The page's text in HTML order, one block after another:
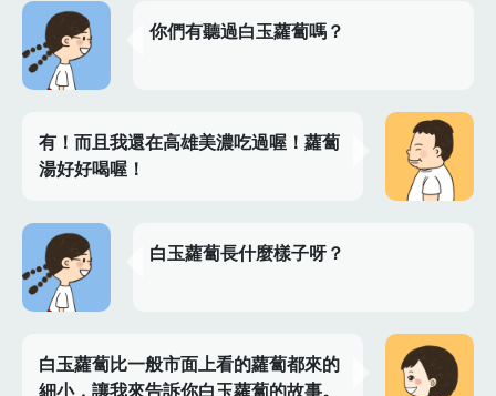
你們有聽過白玉蘿蔔嗎？
有！而且我還在高雄美濃吃過喔！蘿蔔
湯好好喝喔！
白玉蘿蔔長什麼樣子呀？
白玉蘿蔔比一般市面上看的蘿蔔都來的
細小，讓我來告訴你白玉蘿蔔的故事。